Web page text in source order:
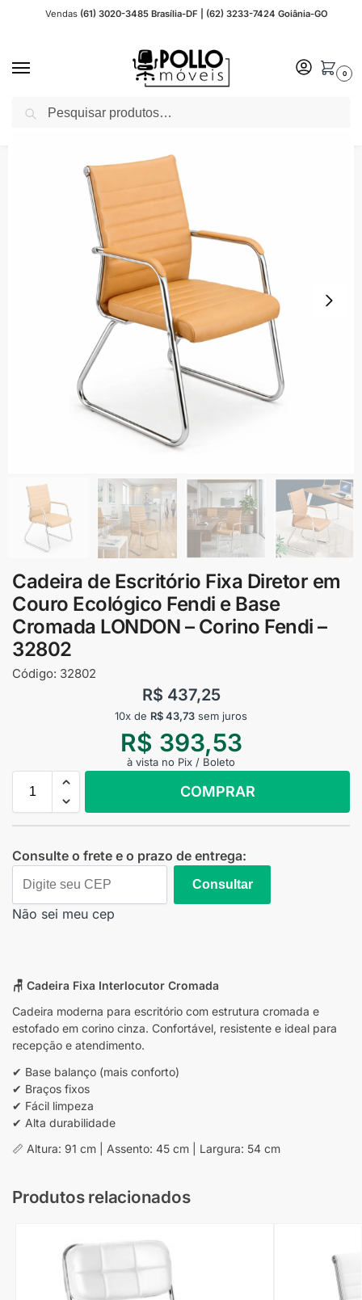
Vendas (61) 3020-3485 Brasília-DF | (62) 3233-7424 Goiânia-GO
0
Início Cadeira Escritório / Cadeiras Fixas
Cadeira de Escritório Fixa Diretor em
Couro Ecológico Fendi e Base
Cromada LONDON – Corino Fendi –
32802
Código: 32802
R$ 437,25
10x de R$43,73 sem juros
R$ 393,53
à vista no Pix / Boleto
COMPRAR
Consulte o frete e o prazo de entrega:
Consultar
Não sei meu cep
🪑 Cadeira Fixa Interlocutor Cromada
Cadeira moderna para escritório com estrutura cromada e
estofado em corino cinza. Confortável, resistente e ideal para
recepção e atendimento.
✔ Base balanço (mais conforto)
✔ Braços fixos
✔ Fácil limpeza
✔ Alta durabilidade
📏 Altura: 91 cm | Assento: 45 cm | Largura: 54 cm
Produtos relacionados